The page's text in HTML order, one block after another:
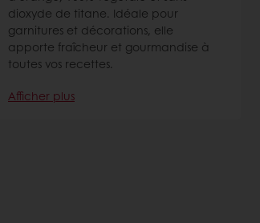
dioxyde de titane. Idéale pour
garnitures et décorations, elle
apporte fraîcheur et gourmandise à
toutes vos recettes.
Afficher plus